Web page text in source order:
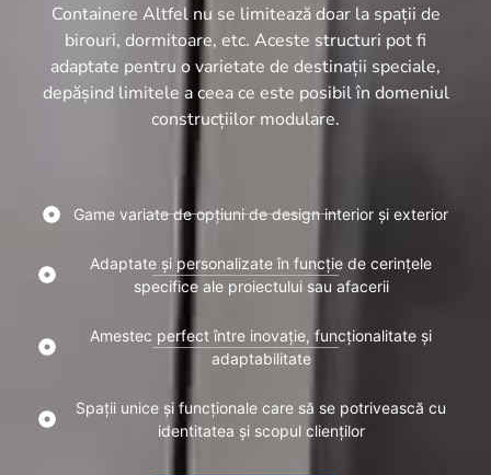
Containere Altfel nu se limitează doar la spații de
birouri, dormitoare, etc. Aceste structuri pot fi
adaptate pentru o varietate de destinații speciale,
depășind limitele a ceea ce este posibil în domeniul
construcțiilor modulare.
Game variate de opțiuni de design interior și exterior
Adaptate și personalizate în funcție de cerințele
specifice ale proiectului sau afacerii
Amestec perfect între inovație, funcționalitate și
adaptabilitate
Spații unice și funcționale care să se potrivească cu
identitatea și scopul clienților